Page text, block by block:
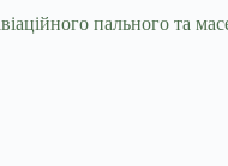
пального та